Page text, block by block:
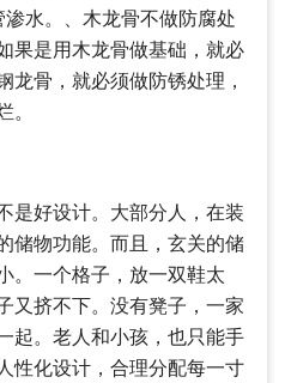
水。、木龙骨不做防腐处
果是用木龙骨做基础，就必
龙骨，就必须做防锈处理，
。
是好设计。大部分人，在装
储物功能。而且，玄关的储
。一个格子，放一双鞋太
又挤不下。没有凳子，一家
起。老人和小孩，也只能手
性化设计，合理分配每一寸